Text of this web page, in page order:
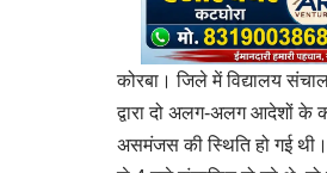
कोरबा। जिले में विद्यालय
द्वारा दो अलग-अलग आदेशों के
असमंजस की स्थिति हो गई